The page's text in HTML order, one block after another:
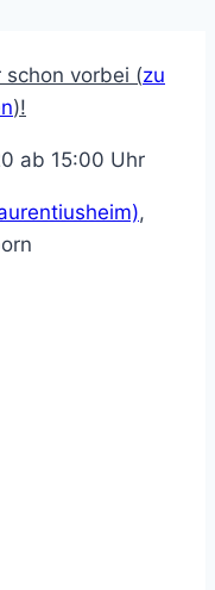
schon vorbei (zu
)!
ab 15:00 Uhr
,